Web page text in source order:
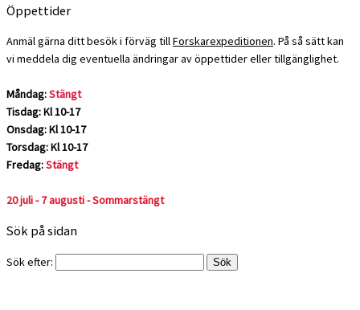
Öppettider
Anmäl gärna ditt besök i förväg tillForskarexpeditionen. På så sätt kan
vi meddela dig eventuella ändringar av öppettider eller tillgänglighet.
Måndag:Stängt
Tisdag: Kl 10-17
Onsdag: Kl 10-17
Torsdag: Kl 10-17
Fredag:Stängt
20 juli - 7 augusti - Sommarstängt
Sök på sidan
Sök efter: